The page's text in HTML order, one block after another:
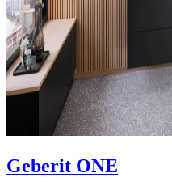
Geberit ONE